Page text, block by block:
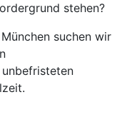
stehen?
suchen wir